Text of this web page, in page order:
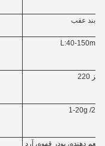
بند عقب
L:40-150mm
1-20g /2-
دهنده، پودر قهوه، آرد